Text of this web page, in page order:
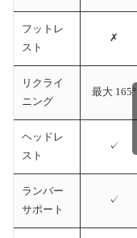
フットレ
スト
✗
リクライ
ニング
最大 165°
ヘッドレ
スト
✓
ランバー
サポート
✓